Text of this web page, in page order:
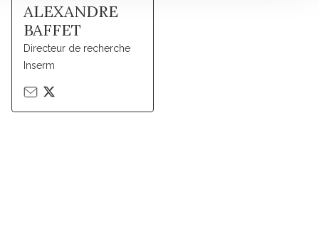
ALEXANDRE
BAFFET
Directeur de recherche
Inserm